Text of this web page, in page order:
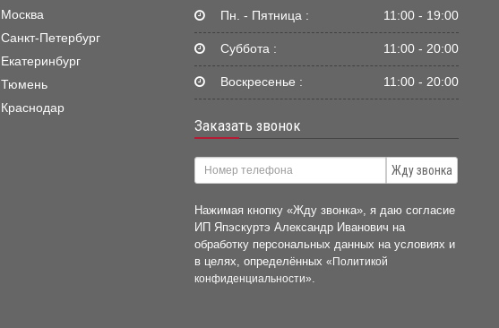
Москва
Санкт-Петербург
Екатеринбург
Тюмень
Краснодар
Пн. - Пятница : 11:00 - 19:00
Суббота : 11:00 - 20:00
Воскресенье : 11:00 - 20:00
Заказать звонок
Жду звонка
Нажимая кнопку «Жду звонка», я даю согласие
ИП Япэскуртэ Александр Иванович на
обработку персональных данных на условиях и
в целях, определённых«Политикой
конфиденциальности»